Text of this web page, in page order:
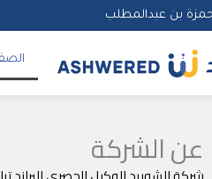
بن عبدالمطلب
عن الشركة